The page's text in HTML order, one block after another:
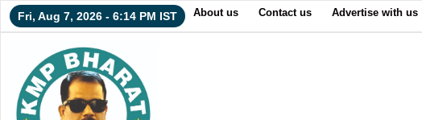
Fri, Aug 7, 2026 - 6:14 PM IST About us Contact us Advertise with us